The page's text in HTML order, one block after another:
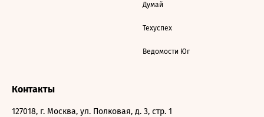
Думай
Техуспех
Ведомости Юг
Контакты
127018, г. Москва, ул. Полковая, д. 3, стр. 1